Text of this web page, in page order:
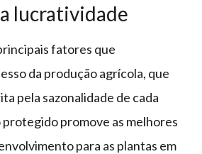
lucratividade
fatores que
da produção agrícola, que
pela sazonalidade de cada
promove as melhores
para as plantas em